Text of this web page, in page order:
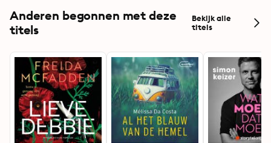
Anderen begonnen met deze
titels
Bekijk alle
titels